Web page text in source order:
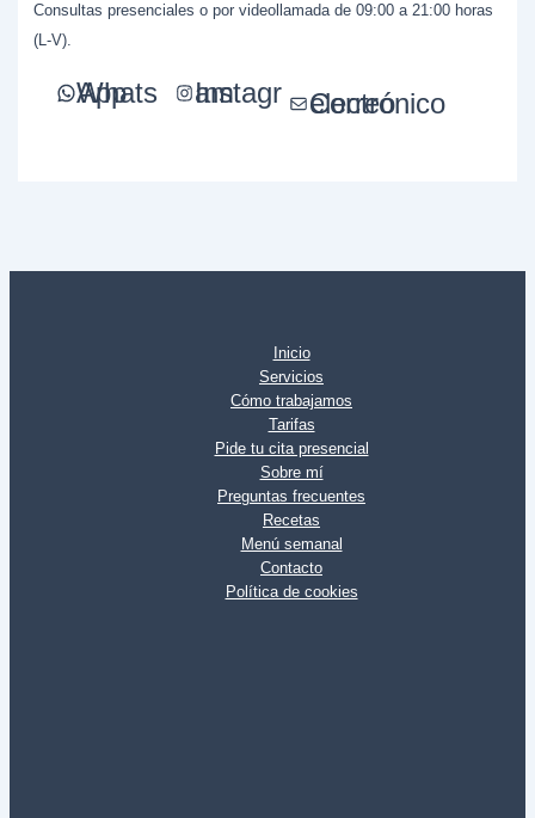
Consultas presenciales o por videollamada de 09:00 a 21:00 horas
(L-V).
WhatsApp Instagram Correo electrónico
Inicio
Servicios
Cómo trabajamos
Tarifas
Pide tu cita presencial
Sobre mí
Preguntas frecuentes
Recetas
Menú semanal
Contacto
Política de cookies